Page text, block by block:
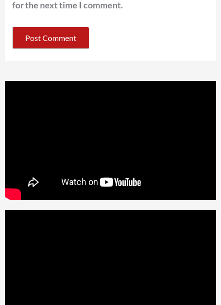
for the next time I comment.